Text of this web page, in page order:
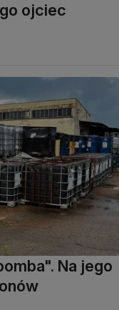
ojciec
Na jego